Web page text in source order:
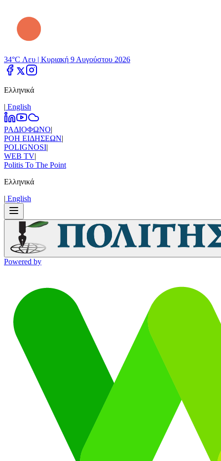
34°C Λευ | Κυριακή 9 Αυγούστου 2026
Ελληνικά
| Εnglish
ΡΑΔΙΟΦΩΝΟ|
ΡΟΗ ΕΙΔΗΣΕΩΝ|
POLIGNOSI|
WEB TV|
Politis To The Point
Ελληνικά
| Εnglish
Powered by